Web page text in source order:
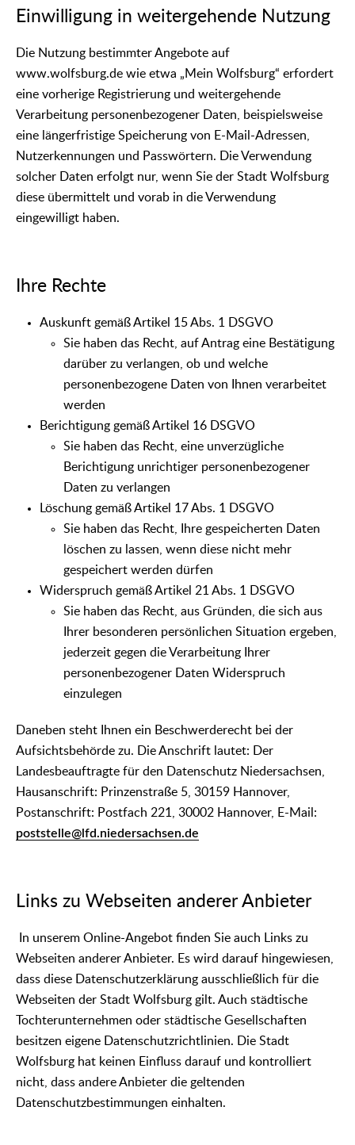
Einwilligung in weitergehende Nutzung
Die Nutzung bestimmter Angebote auf
www.wolfsburg.de wie etwa „Mein Wolfsburg“ erfordert
eine vorherige Registrierung und weitergehende
Verarbeitung personenbezogener Daten, beispielsweise
eine längerfristige Speicherung von E-Mail-Adressen,
Nutzerkennungen und Passwörtern. Die Verwendung
solcher Daten erfolgt nur, wenn Sie der Stadt Wolfsburg
diese übermittelt und vorab in die Verwendung
eingewilligt haben.
Ihre Rechte
Auskunft gemäß Artikel 15 Abs. 1 DSGVO
Sie haben das Recht, auf Antrag eine Bestätigung
darüber zu verlangen, ob und welche
personenbezogene Daten von Ihnen verarbeitet
werden
Berichtigung gemäß Artikel 16 DSGVO
Sie haben das Recht, eine unverzügliche
Berichtigung unrichtiger personenbezogener
Daten zu verlangen
Löschung gemäß Artikel 17 Abs. 1 DSGVO
Sie haben das Recht, Ihre gespeicherten Daten
löschen zu lassen, wenn diese nicht mehr
gespeichert werden dürfen
Widerspruch gemäß Artikel 21 Abs. 1 DSGVO
Sie haben das Recht, aus Gründen, die sich aus
Ihrer besonderen persönlichen Situation ergeben,
jederzeit gegen die Verarbeitung Ihrer
personenbezogener Daten Widerspruch
einzulegen
Daneben steht Ihnen ein Beschwerderecht bei der
Aufsichtsbehörde zu. Die Anschrift lautet: Der
Landesbeauftragte für den Datenschutz Niedersachsen,
Hausanschrift: Prinzenstraße 5, 30159 Hannover,
Postanschrift: Postfach 221, 30002 Hannover, E-Mail:
poststelle@lfd.niedersachsen.de
Links zu Webseiten anderer Anbieter
In unserem Online-Angebot finden Sie auch Links zu
Webseiten anderer Anbieter. Es wird darauf hingewiesen,
dass diese Datenschutzerklärung ausschließlich für die
Webseiten der Stadt Wolfsburg gilt. Auch städtische
Tochterunternehmen oder städtische Gesellschaften
besitzen eigene Datenschutzrichtlinien. Die Stadt
Wolfsburg hat keinen Einfluss darauf und kontrolliert
nicht, dass andere Anbieter die geltenden
Datenschutzbestimmungen einhalten.